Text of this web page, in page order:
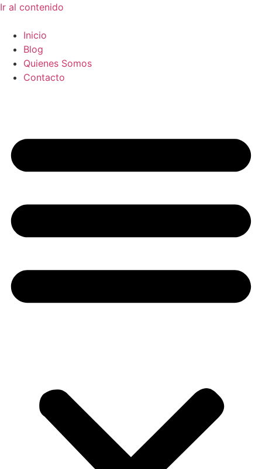
Ir al contenido
Inicio
Blog
Quienes Somos
Contacto